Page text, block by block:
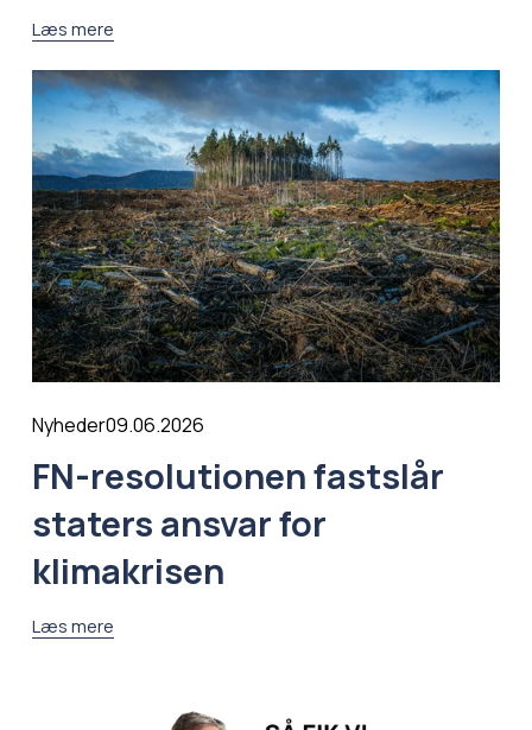
Læs mere
Nyheder09.06.2026
FN-resolutionen fastslår
staters ansvar for
klimakrisen
Læs mere